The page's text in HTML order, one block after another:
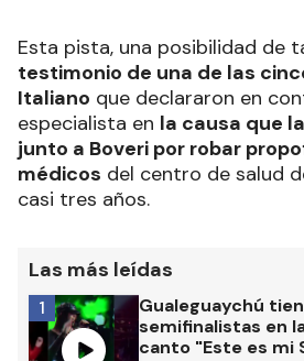
Esta pista, una posibilidad de
testimonio de una de las
Italiano que declararon en
especialista en la causa que
junto a Boveri por robar
médicos del centro de salud
casi tres años.
Las más leídas
Gualeguaychú
semifinalistas en
canto "Este es mi
1